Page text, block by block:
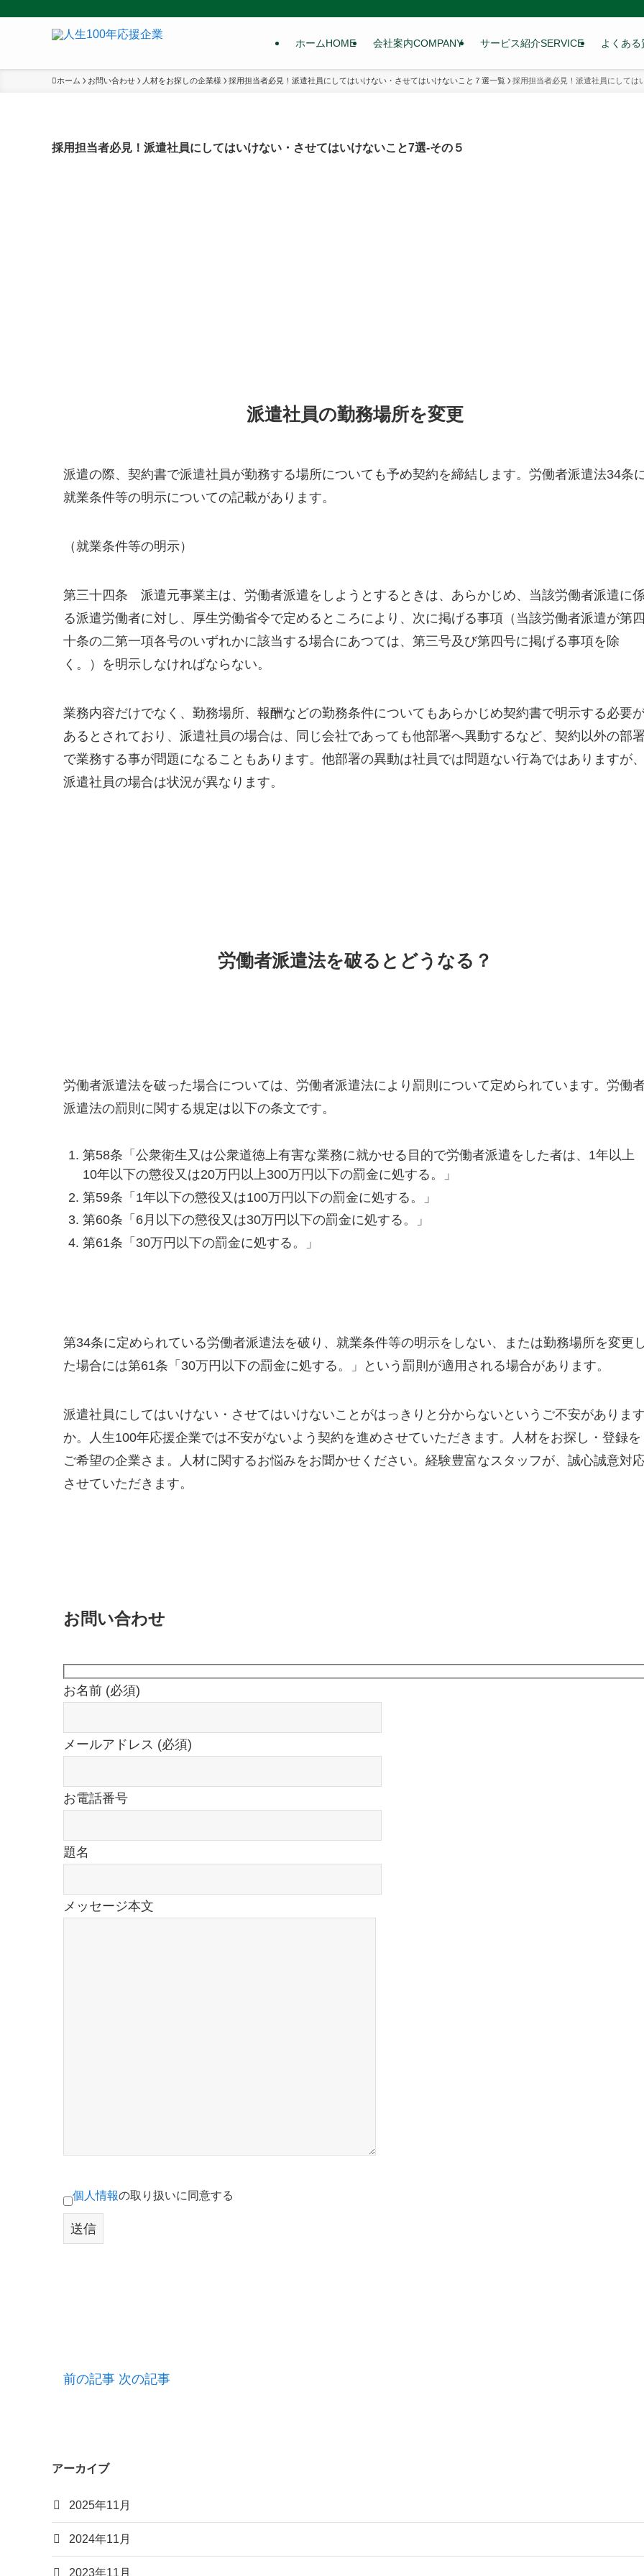
ホームHOME 会社案内COMPANY サービス紹介SERVICE よくある
ホーム お問い合わせ 人材をお探しの企業様 採用担当者必見！派遣社員にしてはいけない・させてはいけないこと７選一覧 採用担当者必見！派遣社員にしては
採用担当者必見！派遣社員にしてはいけない・させてはいけないこと7選-その５
派遣社員の勤務場所を変更
派遣の際、契約書で派遣社員が勤務する場所についても予め契約を締結します。労働者派遣法34条
就業条件等の明示についての記載があります。
（就業条件等の明示）
第三十四条 派遣元事業主は、労働者派遣をしようとするときは、あらかじめ、当該労働者派遣に係
る派遣労働者に対し、厚生労働省令で定めるところにより、次に掲げる事項（当該労働者派遣が第四
十条の二第一項各号のいずれかに該当する場合にあつては、第三号及び第四号に掲げる事項を除
く。）を明示しなければならない。
業務内容だけでなく、勤務場所、報酬などの勤務条件についてもあらかじめ契約書で明示する必要
あるとされており、派遣社員の場合は、同じ会社であっても他部署へ異動するなど、契約以外の部署
で業務する事が問題になることもあります。他部署の異動は社員では問題ない行為ではありますが、
派遣社員の場合は状況が異なります。
労働者派遣法を破るとどうなる？
労働者派遣法を破った場合については、労働者派遣法により罰則について定められています。労働
派遣法の罰則に関する規定は以下の条文です。
第58条「公衆衛生又は公衆道徳上有害な業務に就かせる目的で労働者派遣をした者は、1年以上
10年以下の懲役又は20万円以上300万円以下の罰金に処する。」
第59条「1年以下の懲役又は100万円以下の罰金に処する。」
第60条「6月以下の懲役又は30万円以下の罰金に処する。」
第61条「30万円以下の罰金に処する。」
第34条に定められている労働者派遣法を破り、就業条件等の明示をしない、または勤務場所を変更し
た場合には第61条「30万円以下の罰金に処する。」という罰則が適用される場合があります。
派遣社員にしてはいけない・させてはいけないことがはっきりと分からないというご不安があります
か。人生100年応援企業では不安がないよう契約を進めさせていただきます。人材をお探し・登録を
ご希望の企業さま。人材に関するお悩みをお聞かせください。経験豊富なスタッフが、誠心誠意対
させていただきます。
お問い合わせ
お名前 (必須)
メールアドレス (必須)
お電話番号
題名
メッセージ本文
個人情報の取り扱いに同意する
前の記事 次の記事
アーカイブ
2025年11月
2024年11月
2023年11月